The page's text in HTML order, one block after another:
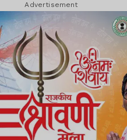
Advertisement